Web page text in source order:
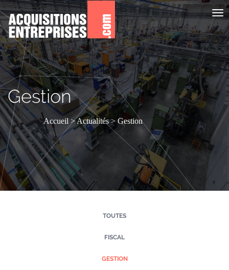
le
Gestion
Accueil Actualités Gestion
TOUTES
FISCAL
GESTION